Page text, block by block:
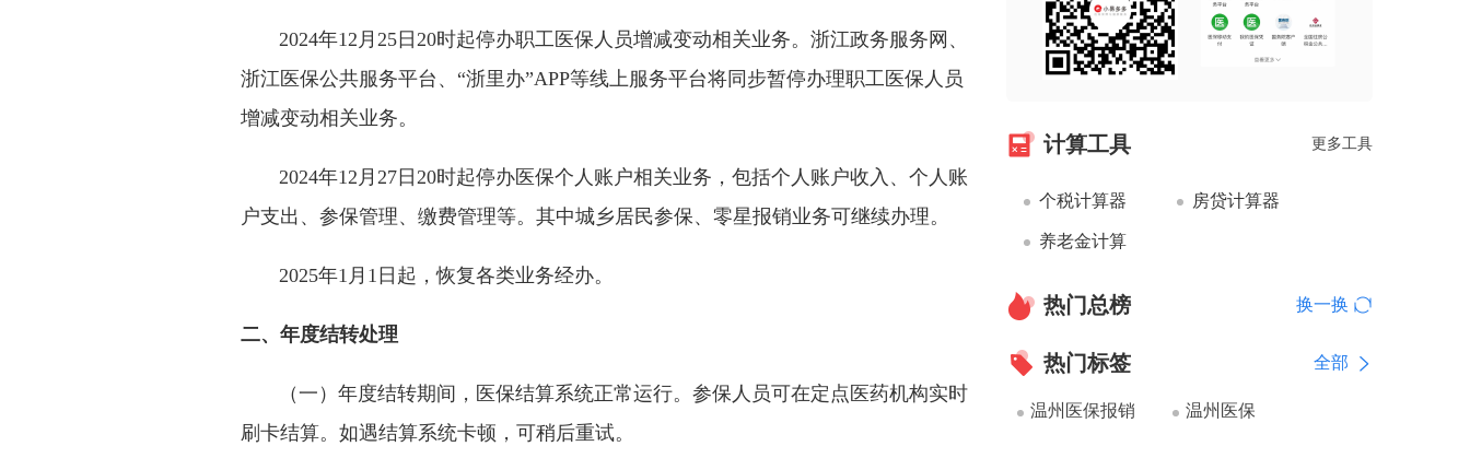
2024年12月25日20时起停办职工医保人员增减变动相关业务。浙江政务服务网、
浙江医保公共服务平台、“浙里办”APP等线上服务平台将同步暂停办理职工医保人员
增减变动相关业务。
2024年12月27日20时起停办医保个人账户相关业务，包括个人账户收入、个人账
户支出、参保管理、缴费管理等。其中城乡居民参保、零星报销业务可继续办理。
2025年1月1日起，恢复各类业务经办。
二、年度结转处理
（一）年度结转期间，医保结算系统正常运行。参保人员可在定点医药机构实时
刷卡结算。如遇结算系统卡顿，可稍后重试。
计算工具 更多工具
个税计算器 房贷计算器
养老金计算
热门总榜 换一换
热门标签 全部
温州医保报销 温州医保